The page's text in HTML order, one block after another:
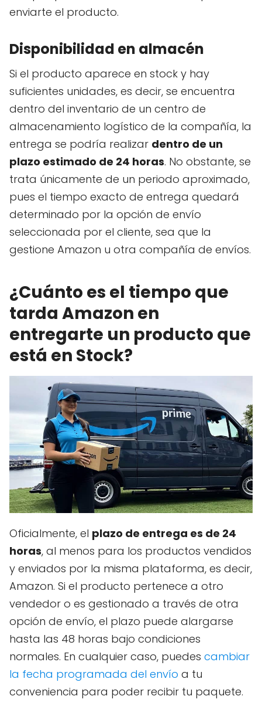
enviarte el producto.
Disponibilidad en almacén
Si el producto aparece en stock y hay
suficientes unidades, es decir, se encuentra
dentro del inventario de un centro de
almacenamiento logístico de la compañía, la
entrega se podría realizar dentro de un
plazo estimado de 24 horas. No obstante, se
trata únicamente de un periodo aproximado,
pues el tiempo exacto de entrega quedará
determinado por la opción de envío
seleccionada por el cliente, sea que la
gestione Amazon u otra compañía de envíos.
¿Cuánto es el tiempo que
tarda Amazon en
entregarte un producto que
está en Stock?
Oficialmente, el plazo de entrega es de 24
horas, al menos para los productos vendidos
y enviados por la misma plataforma, es decir,
Amazon. Si el producto pertenece a otro
vendedor o es gestionado a través de otra
opción de envío, el plazo puede alargarse
hasta las 48 horas bajo condiciones
normales. En cualquier caso, puedes cambiar
la fecha programada del envío a tu
conveniencia para poder recibir tu paquete.